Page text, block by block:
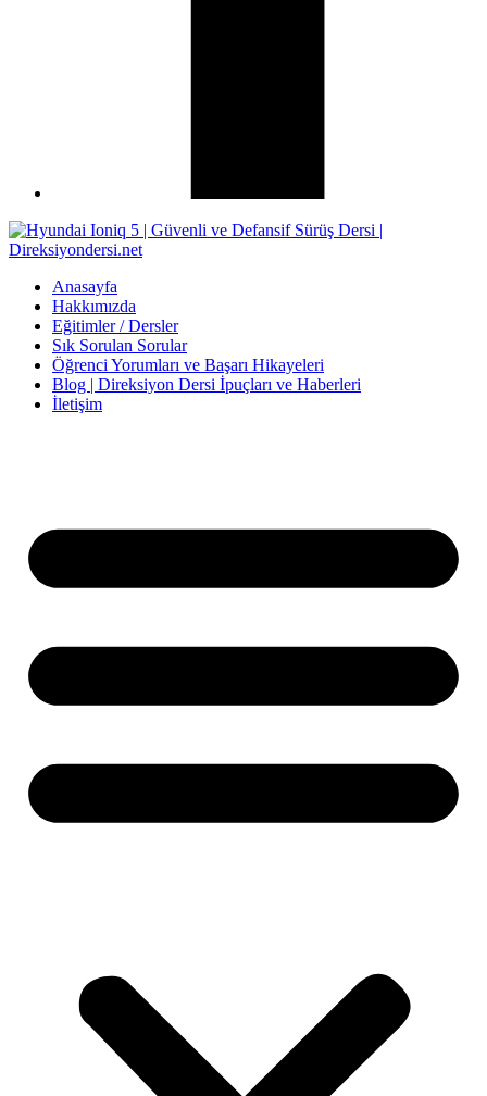
Anasayfa
Hakkımızda
Eğitimler / Dersler
Sık Sorulan Sorular
Öğrenci Yorumları ve Başarı Hikayeleri
Blog | Direksiyon Dersi İpuçları ve Haberleri
İletişim